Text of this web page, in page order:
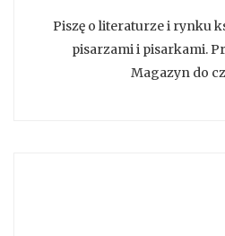
Piszę o literaturze i rynku
pisarzami i pisarkami.
Magazyn do